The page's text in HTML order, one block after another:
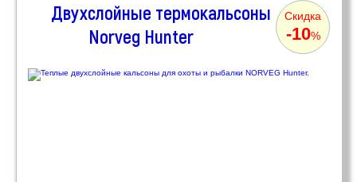
Двухслойные термокальсоны
Norveg Hunter
Скидка
-10%